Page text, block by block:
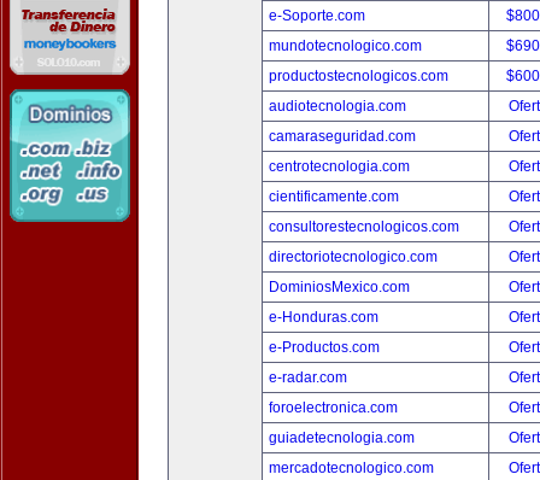
e-Soporte.com
mundotecnologico.com
productostecnologicos.com
audiotecnologia.com
camaraseguridad.com
centrotecnologia.com
cientificamente.com
consultorestecnologicos.com
directoriotecnologico.com
DominiosMexico.com
e-Honduras.com
e-Productos.com
e-radar.com
foroelectronica.com
guiadetecnologia.com
mercadotecnologico.com